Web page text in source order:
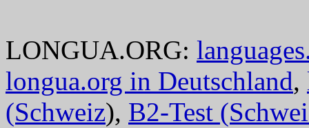
LONGUA.ORG:
longua.org in Deutschland,
(Schweiz), B2-Test